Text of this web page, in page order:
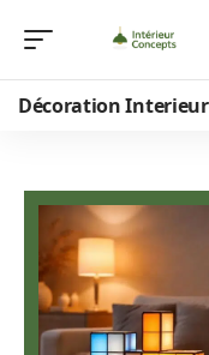
Décoration